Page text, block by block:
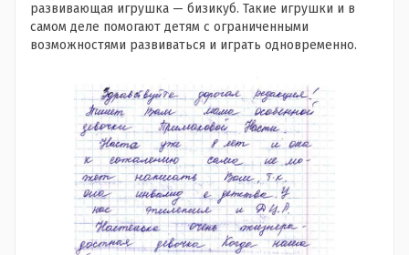
развивающая игрушка — бизикуб. Такие игрушки и в
самом деле помогают детям с ограниченными
возможностями развиваться и играть одновременно.